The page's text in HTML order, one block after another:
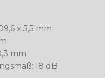
x 5,5 mm
mm
18 dB